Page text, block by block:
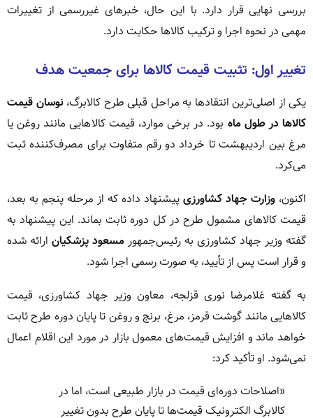
بررسی نهایی قرار دارد. با این حال، خبرهای غیررسمی از تغییرات
مهمی در نحوه اجرا و ترکیب کالاها حکایت دارد.
تغییر اول: تثبیت قیمت کالاها برای جمعیت هدف
یکی از اصلی‌ترین انتقادها به مراحل قبلی طرح کالابرگ،نوسان قیمت
کالاها در طول ماه بود. در برخی موارد، قیمت کالاهایی مانند روغن یا
مرغ بین اردیبهشت تا خرداد دو رقم متفاوت برای مصرف‌کننده ثبت
می‌کرد.
اکنون، وزارت جهاد کشاورزی پیشنهاد داده که از مرحله پنجم به بعد،
قیمت کالاهای مشمول طرح در کل دوره ثابت بماند. این پیشنهاد به
گفته وزیر جهاد کشاورزی به رئیس‌جمهور مسعود پزشکیان ارائه شده
و قرار است پس از تأیید، به صورت رسمی اجرا شود.
به گفته غلامرضا نوری قزلجه، معاون وزیر جهاد کشاورزی، قیمت
کالاهایی مانند گوشت قرمز، مرغ، برنج و روغن تا پایان دوره طرح ثابت
خواهد ماند و افزایش قیمت‌های معمول بازار در مورد این اقلام اعمال
نمی‌شود. او تأکید کرد:
«اصلاحات دوره‌ای قیمت در بازار طبیعی است، اما در
کالابرگ الکترونیک قیمت‌ها تا پایان طرح بدون تغییر